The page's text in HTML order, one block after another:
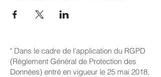
" Dans le cadre de l'application du RGPD
(Règlement Général de Protection des
Données) entré en vigueur le 25 mai 2018,